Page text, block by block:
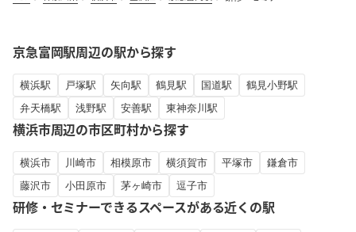
京急富岡駅周辺の駅から探す
横浜駅 戸塚駅 矢向駅 鶴見駅 国道駅
鶴見小野駅
弁天橋駅
浅野駅 安善駅 東神奈川駅
横浜市周辺の市区町村から探す
横浜市 川崎市 相模原市 横須賀市 平塚市
鎌倉市
藤沢市
小田原市 茅ヶ崎市 逗子市
研修・セミナーできるスペースがある近くの駅